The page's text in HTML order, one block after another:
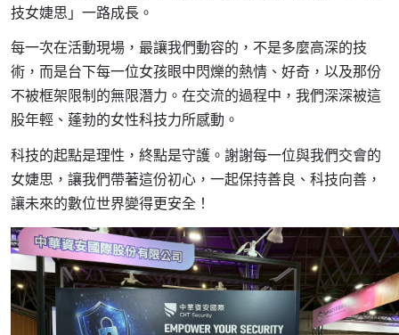
技女婕思」一路成長。
每一次在活動現場，最讓我們動容的，不是多麼高深的技
術，而是台下每一位女孩眼中閃爍的熱情、好奇，以及那份
不被框架限制的無限潛力。在交流的過程中，我們深深被這
股年輕、蓬勃的女性科技力所感動。
科技的起點是理性，終點是守護。謝謝每一位與我們交會的
女婕思，讓我們帶著這份初心，一起保持善良、科技向善，
讓未來的數位世界變得更安全！